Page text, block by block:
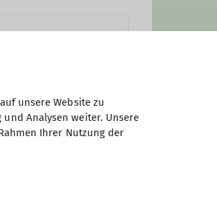
unsere Website zu
Analysen weiter. Unsere
Ihrer Nutzung der